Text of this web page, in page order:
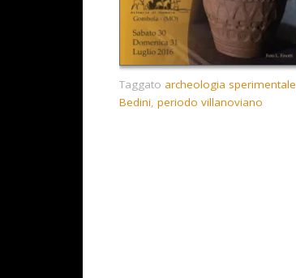
Taggato archeologia sperimentale
Bedini, periodo villanoviano